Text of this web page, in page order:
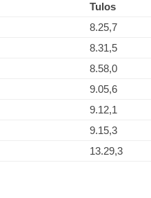
Tulos
8.25,7
8.31,5
8.58,0
9.05,6
9.12,1
9.15,3
13.29,3